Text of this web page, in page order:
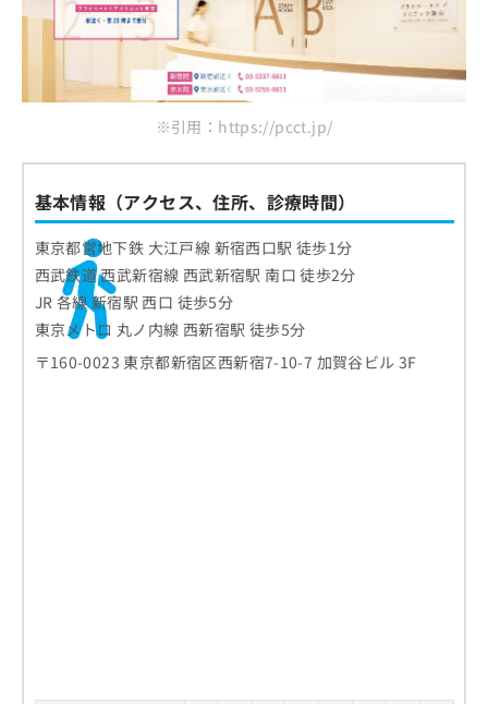
※引用：https://pcct.jp/
基本情報（アクセス、住所、診療時間）
東京都営地下鉄 大江戸線 新宿西口駅 徒歩1分
西武鉄道 西武新宿線 西武新宿駅 南口 徒歩2分
JR 各線 新宿駅 西口 徒歩5分
東京メトロ 丸ノ内線 西新宿駅 徒歩5分
〒160-0023 東京都新宿区西新宿7-10-7 加賀谷ビル 3F